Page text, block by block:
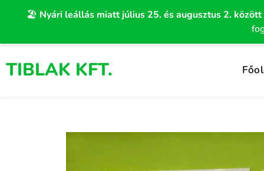
🏖️ Nyári leállás miatt július 25. és augusztus 2.
TIBLAK KFT.